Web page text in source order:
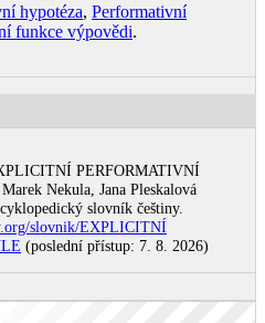
hypotéza, Performativní
funkce výpovědi.
PERFORMATIVNÍ
Nekula, Jana Pleskalová
slovník češtiny.
slovnik/EXPLICITNÍ
(poslední přístup: 7. 8. 2026)